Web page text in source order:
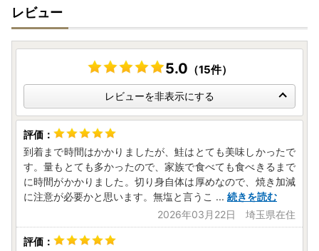
が発生しますので、ご了承ください。
・「のし」可の返礼品を除き、のしの対応はいたしかねま
す。
・事前に出荷日のご案内は行っておりません。また、ご要望
をいただいても対応いたしかねます。
・返礼品をお届けする際の配送伝票について、ご依頼主には
ご寄附者様のお名前が入ります。変更はいたしかねますので
ご了承ください。
・お受取人様の郵便受けにお届けする返礼品（メール便）に
つきましては、依頼主様のお名前は配送伝票に印字されませ
ん。なお、ふるさと納税の記載が入りますのでご了承くださ
・複数の返礼品を選択頂いた場合、個別発送になることもご
ざいます。
レビュー
5.0 （15件）
レビューを非表示にする
到着まで時間はかかりましたが、鮭はとても美味しかったで
す。量もとても多かったので、家族で食べても食べきるまで
に時間がかかりました。切り身自体は厚めなので、焼き加減
に注意が必要かと思います。無塩と言うこ ... 続きを読む
2026年03月22日 埼玉県在住